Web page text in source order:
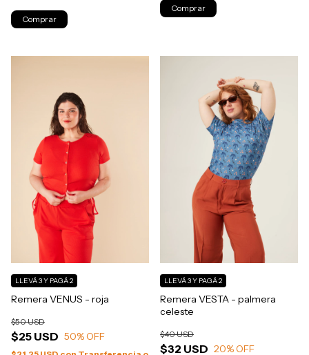
Comprar
Comprar
Remera VENUS - roja
$25 USD
$50 USD
50% OFF
LLEVÁ 3 Y PAGÁ 2
Remera VESTA - palmera
celeste
$32 USD
$40 USD
20% OFF
LLEVÁ 3 Y PAGÁ 2